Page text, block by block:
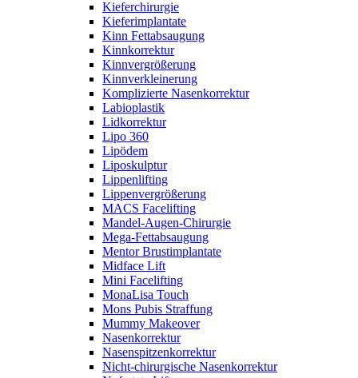
Kieferchirurgie
Kieferimplantate
Kinn Fettabsaugung
Kinnkorrektur
Kinnvergrößerung
Kinnverkleinerung
Komplizierte Nasenkorrektur
Labioplastik
Lidkorrektur
Lipo 360
Lipödem
Liposkulptur
Lippenlifting
Lippenvergrößerung
MACS Facelifting
Mandel-Augen-Chirurgie
Mega-Fettabsaugung
Mentor Brustimplantate
Midface Lift
Mini Facelifting
MonaLisa Touch
Mons Pubis Straffung
Mummy Makeover
Nasenkorrektur
Nasenspitzenkorrektur
Nicht-chirurgische Nasenkorrektur